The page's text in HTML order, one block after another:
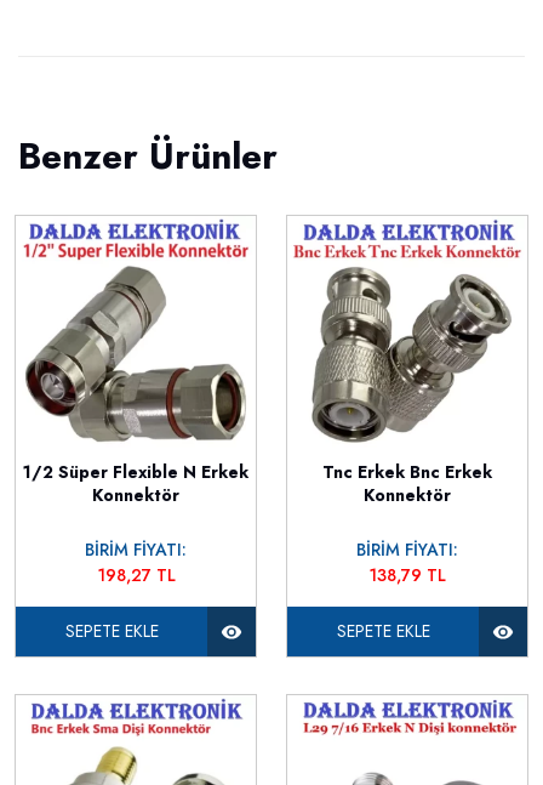
Benzer Ürünler
1/2 Süper Flexible N Erkek
Konnektör
BİRİM FİYATI:
198,27 TL
SEPETE EKLE
Tnc Erkek Bnc Erkek
Konnektör
BİRİM FİYATI:
138,79 TL
SEPETE EKLE